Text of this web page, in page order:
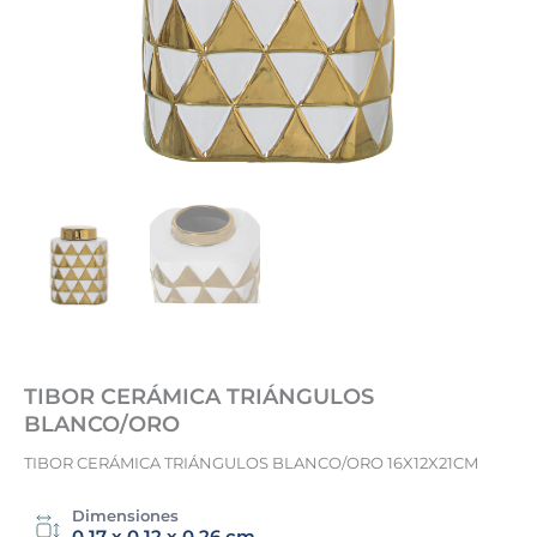
TIBOR CERÁMICA TRIÁNGULOS
BLANCO/ORO
TIBOR CERÁMICA TRIÁNGULOS BLANCO/ORO 16X12X21CM
Dimensiones